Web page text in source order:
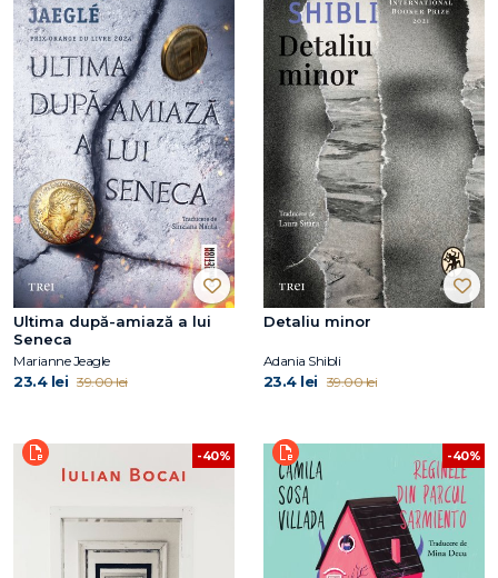
Ultima după-amiază a lui
Seneca
Marianne Jeagle
23.4 lei 39.00 lei
Detaliu minor
Adania Shibli
23.4 lei 39.00 lei
-40% -40%